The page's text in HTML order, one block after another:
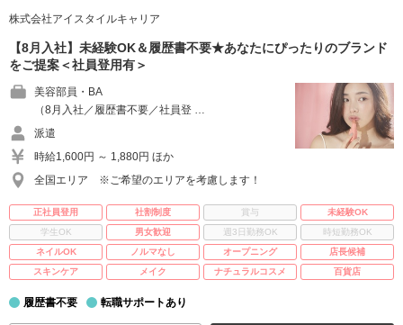
株式会社アイスタイルキャリア
【8月入社】未経験OK＆履歴書不要★あなたにぴったりのブランド
をご提案＜社員登用有＞
美容部員・BA
（8月入社／履歴書不要／社員登 …
派遣
時給1,600円 ～ 1,880円 ほか
全国エリア ※ご希望のエリアを考慮します！
正社員登用 社割制度 賞与
未経験OK
学生OK
男女歓迎 週3日勤務OK
時短勤務OK
ネイルOK
ノルマなし オープニング
店長候補
スキンケア
メイク ナチュラルコスメ 百貨店
履歴書不要 転職サポートあり